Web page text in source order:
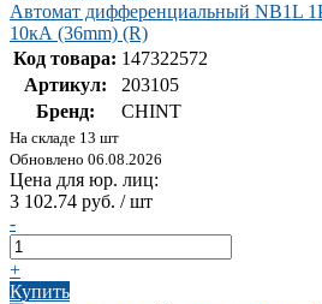
Автомат дифференциальный NB1L
10кА (36mm) (R)
Код товара: 147322572
Артикул:
203105
Бренд:
CHINT
На складе 13 шт
Обновлено 06.08.2026
Цена для юр. лиц:
3 102.74 руб. / шт
-
+
Купить